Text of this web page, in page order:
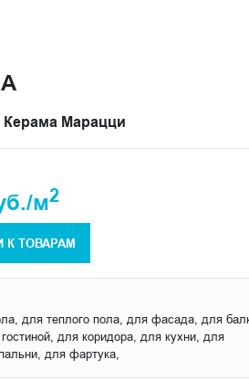
Керама Марацци
м2
К ТОВАРАМ
для теплого пола, для фасада, для
для коридора, для кухни, для
для фартука,